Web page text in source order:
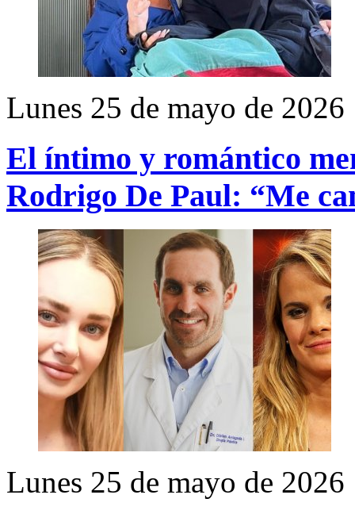
Lunes 25 de mayo de 2026
El íntimo y romántico
Rodrigo De Paul: “Me
Lunes 25 de mayo de 2026